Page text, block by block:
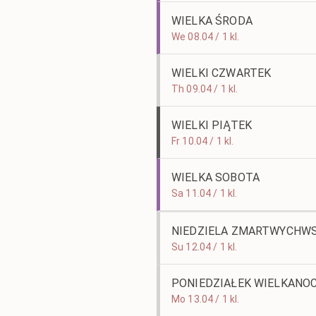
WIELKA ŚRODA
We 08.04 / 1 kl.
WIELKI CZWARTEK
Th 09.04 / 1 kl.
WIELKI PIĄTEK
Fr 10.04 / 1 kl.
WIELKA SOBOTA
Sa 11.04 / 1 kl.
NIEDZIELA
Su 12.04 / 1 kl.
PONIEDZIAŁEK
Mo 13.04 / 1 kl.